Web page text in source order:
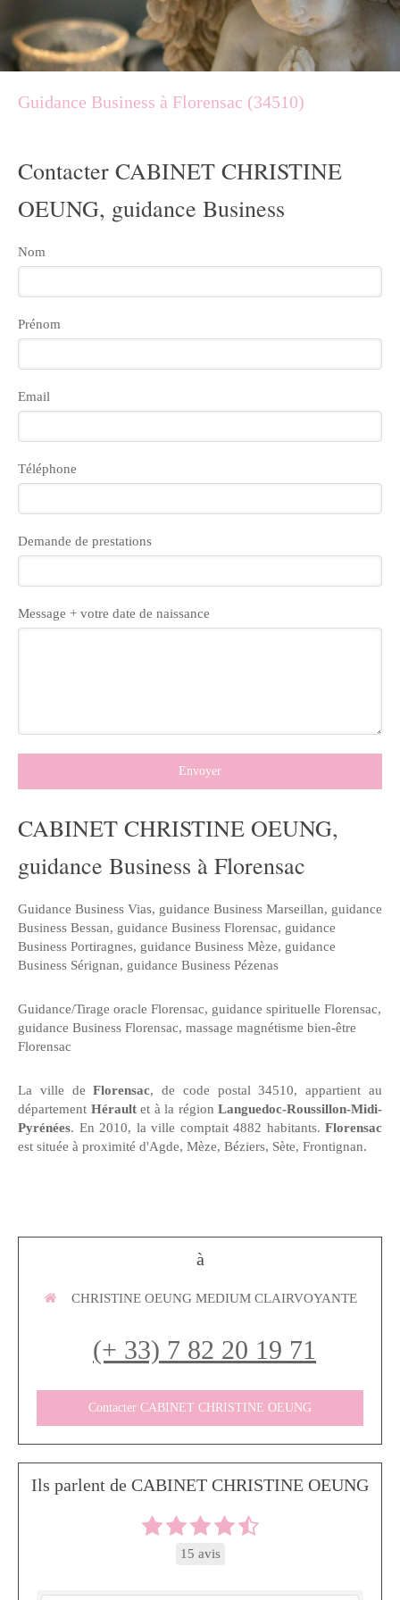
Guidance Business à Florensac (34510)
Contacter CABINET CHRISTINE
OEUNG, guidance Business
Nom
Prénom
Email
Téléphone
Demande de prestations
Message + votre date de naissance
Envoyer
CABINET CHRISTINE OEUNG,
guidance Business à Florensac
Guidance Business Vias, guidance Business Marseillan, guidance
Business Bessan, guidance Business Florensac, guidance
Business Portiragnes, guidance Business Mèze, guidance
Business Sérignan, guidance Business Pézenas
Guidance/Tirage oracle Florensac, guidance spirituelle Florensac,
guidance Business Florensac, massage magnétisme bien-être
Florensac
La ville deFlorensac, de code postal 34510, appartient au
département Héraultet à la région Languedoc-Roussillon-Midi-
Pyrénées. En 2010, la ville comptait 4882 habitants. Florensac
est située à proximité d'Agde, Mèze, Béziers, Sète, Frontignan.
à
CHRISTINE OEUNG MEDIUM CLAIRVOYANTE
(+ 33) 7 82 20 19 71
Contacter CABINET CHRISTINE OEUNG
Ils parlent de CABINET CHRISTINE OEUNG
15 avis